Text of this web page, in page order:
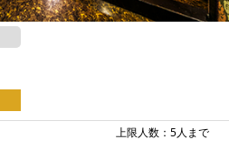
上限人数：5人まで